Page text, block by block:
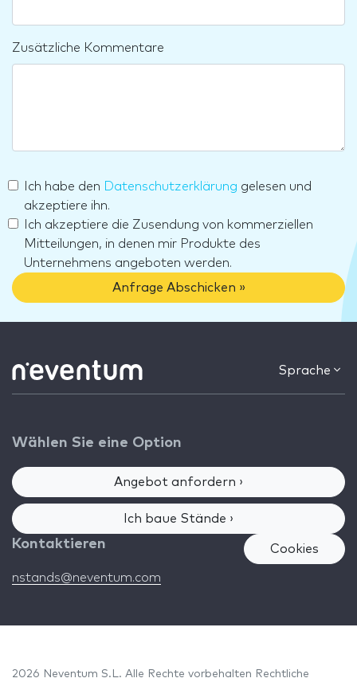
Zusätzliche Kommentare
Ich habe den Datenschutzerklärung gelesen und
akzeptiere ihn.
Ich akzeptiere die Zusendung von kommerziellen
Mitteilungen, in denen mir Produkte des
Unternehmens angeboten werden.
Anfrage Abschicken »
Sprache
Wählen Sie eine Option
Angebot anfordern ›
Ich baue Stände ›
Kontaktieren
nstands@neventum.com
Cookies
2026 Neventum S.L. Alle Rechte vorbehalten Rechtliche